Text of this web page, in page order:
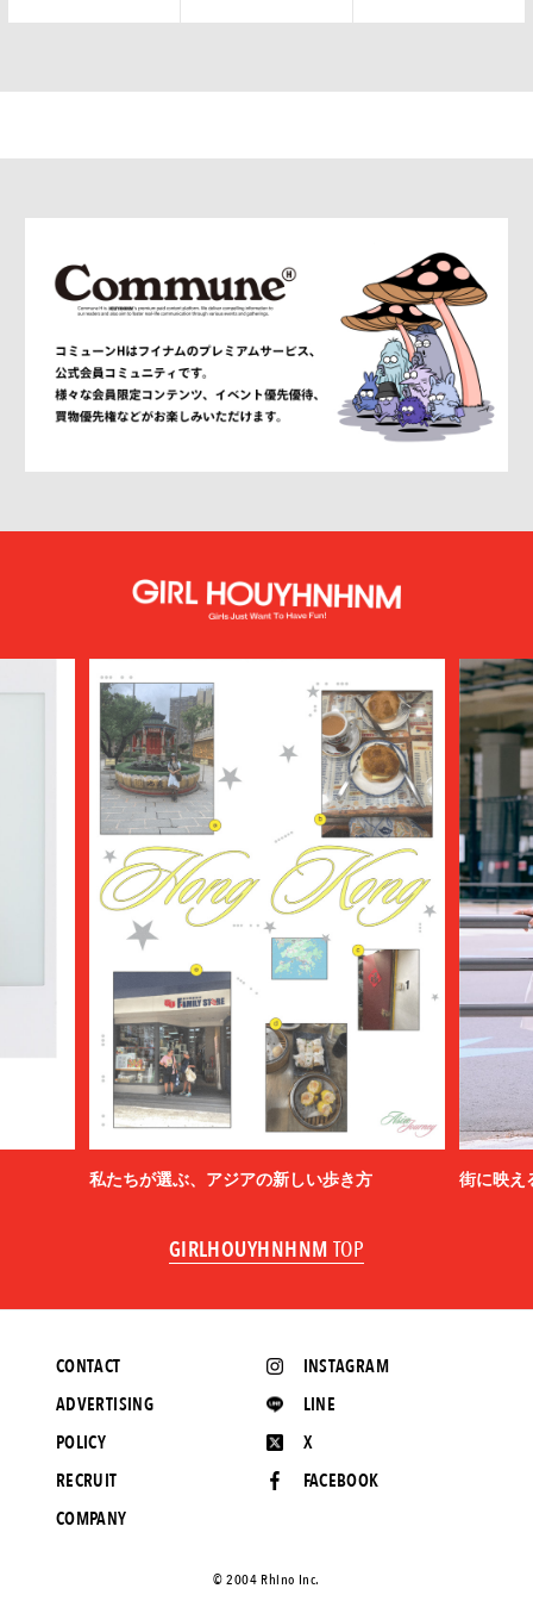
私たちが選ぶ、アジアの新しい歩き方 街に映え
GIRLHOUYHNHNM TOP
INSTAGRAM
LINE
X
FACEBOOK
CONTACT
ADVERTISING
POLICY
RECRUIT
COMPANY
©️ 2004 Rhino Inc.